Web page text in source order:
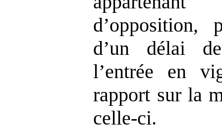
d’opposition,
d’un délai
l’entrée en
rapport sur la
celle-ci.